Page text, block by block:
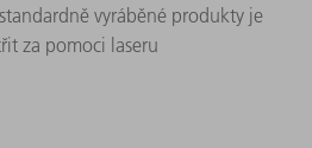
vyráběné produkty je
za pomoci laseru